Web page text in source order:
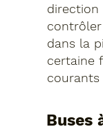
direction
contrôler
dans la
certaine
courants
Buses